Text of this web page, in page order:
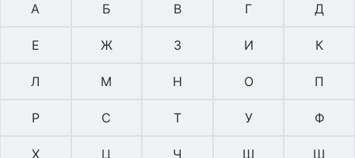
А Б В Г Д
Е Ж З И К
Л М Н О П
Р С Т У Ф
Х Ц Ч Ш Щ